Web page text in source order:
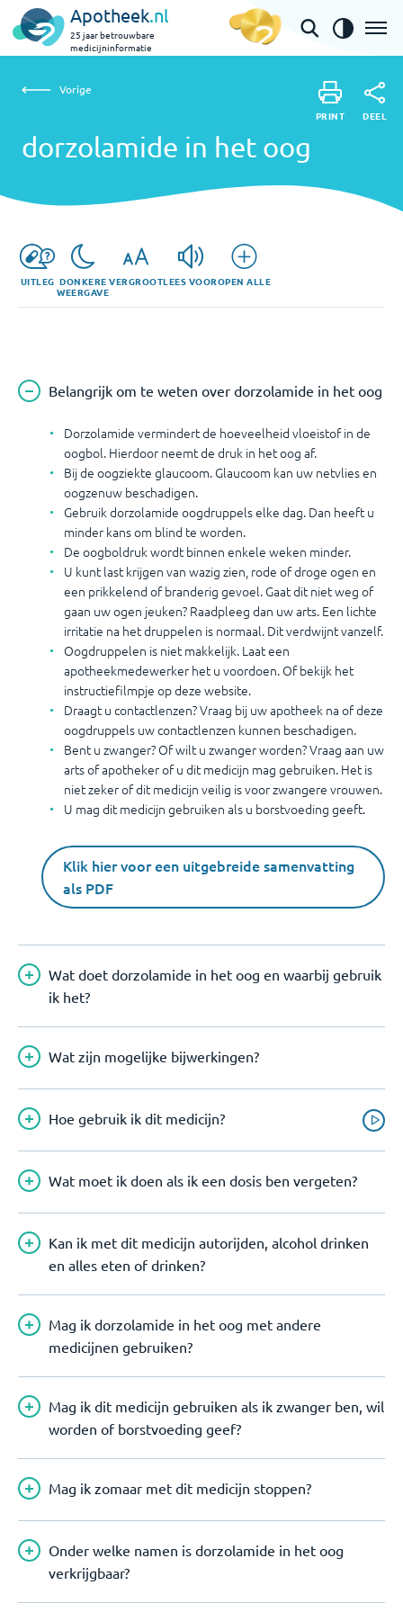
Apotheek.nl
25 jaar betrouwbare
medicijninformatie
dorzolamide in het oog
Vorige
dorzolamide in het oog
PRINT DEEL
UITLEG DONKERE
WEERGAVE
VERGROOTLEES VOOROPEN ALLE
Belangrijk om te weten over dorzolamide in het oog
Dorzolamide vermindert de hoeveelheid vloeistof in de
oogbol. Hierdoor neemt de druk in het oog af.
Bij de oogziekte glaucoom. Glaucoom kan uw netvlies en
oogzenuw beschadigen.
Gebruik dorzolamide oogdruppels elke dag. Dan heeft u
minder kans om blind te worden.
De oogboldruk wordt binnen enkele weken minder.
U kunt last krijgen van wazig zien, rode of droge ogen en
een prikkelend of branderig gevoel. Gaat dit niet weg of
gaan uw ogen jeuken? Raadpleeg dan uw arts. Een lichte
irritatie na het druppelen is normaal. Dit verdwijnt vanzelf.
Oogdruppelen is niet makkelijk. Laat een
apotheekmedewerker het u voordoen. Of bekijk het
instructiefilmpje op deze website.
Draagt u contactlenzen? Vraag bij uw apotheek na of deze
oogdruppels uw contactlenzen kunnen beschadigen.
Bent u zwanger? Of wilt u zwanger worden? Vraag aan uw
arts of apotheker of u dit medicijn mag gebruiken. Het is
niet zeker of dit medicijn veilig is voor zwangere vrouwen.
U mag dit medicijn gebruiken als u borstvoeding geeft.
Klik hier voor een uitgebreide samenvatting
als PDF
Wat doet dorzolamide in het oog en waarbij gebruik
ik het?
Wat zijn mogelijke bijwerkingen?
Hoe gebruik ik dit medicijn?
Wat moet ik doen als ik een dosis ben vergeten?
Kan ik met dit medicijn autorijden, alcohol drinken
en alles eten of drinken?
Mag ik dorzolamide in het oog met andere
medicijnen gebruiken?
Mag ik dit medicijn gebruiken als ik zwanger ben, wil
worden of borstvoeding geef?
Mag ik zomaar met dit medicijn stoppen?
Onder welke namen is dorzolamide in het oog
verkrijgbaar?